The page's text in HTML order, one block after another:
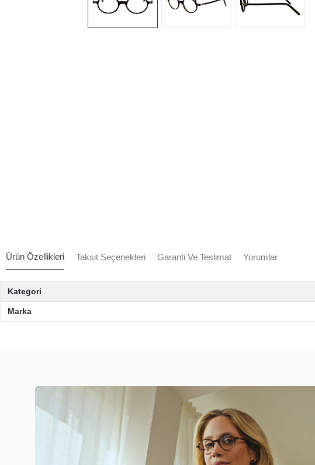
Ürün Özellikleri Taksit Seçenekleri Garanti Ve Teslimat Yorumlar
Kategori
Marka